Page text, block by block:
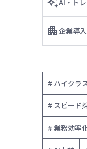
企業導
# ハイクラ
# スピード
# 業務効率